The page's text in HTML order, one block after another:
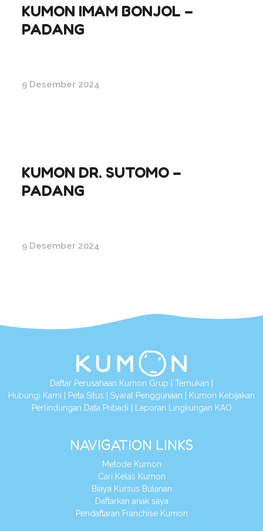
KUMON IMAM BONJOL –
PADANG
9 Desember 2024
KUMON DR. SUTOMO –
PADANG
9 Desember 2024
Daftar Perusahaan Kumon Grup | Temukan |
Hubungi Kami | Peta Situs | Syarat Penggunaan | Kumon Kebijakan
Perlindungan Data Pribadi | Laporan Lingkungan KAO
NAVIGATION LINKS
Metode Kumon
Cari Kelas Kumon
Biaya Kursus Bulanan
Daftarkan anak saya
Pendaftaran Franchise Kumon